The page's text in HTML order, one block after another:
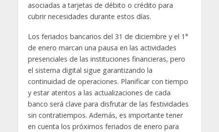
asociadas a tarjetas de débito o crédito para
cubrir necesidades durante estos días.
Los feriados bancarios del 31 de diciembre y el 1°
de enero marcan una pausa en las actividades
presenciales de las instituciones financieras, pero
el sistema digital sigue garantizando la
continuidad de operaciones. Planificar con tiempo
y estar atentos a las actualizaciones de cada
banco será clave para disfrutar de las festividades
sin contratiempos. Además, es importante tener
en cuenta los próximos feriados de enero para